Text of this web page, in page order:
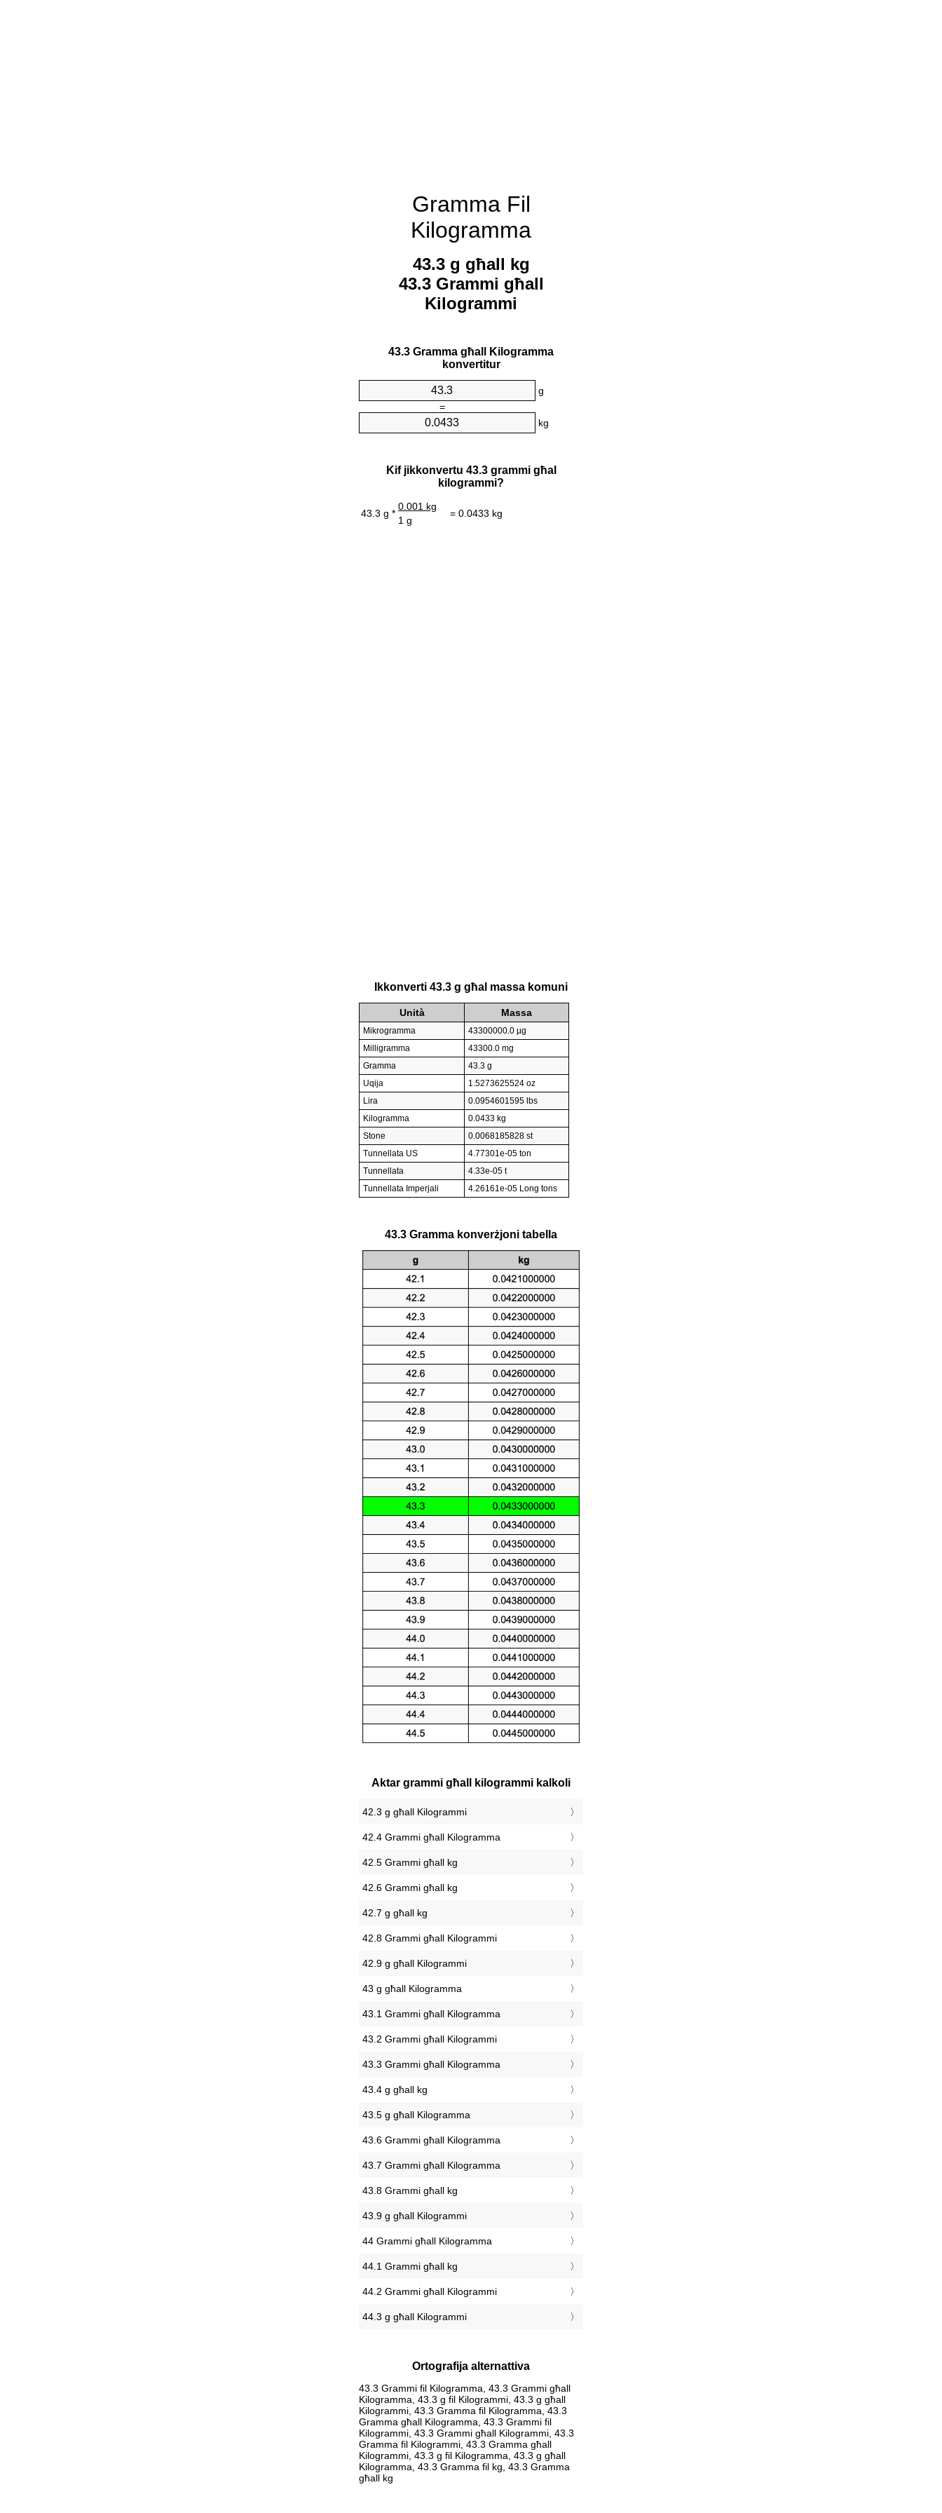
Gramma Fil
Kilogramma
43.3 g għall kg
43.3 Grammi għall
Kilogrammi
43.3 Gramma għall Kilogramma
konvertitur
g
=
kg
Kif jikkonvertu 43.3 grammi għal
kilogrammi?
43.3 g *
0.001 kg
= 0.0433 kg
1 g
Ikkonverti 43.3 g għal massa komuni
Unità Massa
Mikrogramma
43300000.0 µg
Milligramma
43300.0 mg
Gramma
43.3 g
Uqija
1.5273625524 oz
Lira
0.0954601595 lbs
Kilogramma
0.0433 kg
Stone
0.0068185828 st
Tunnellata US
4.77301e-05 ton
Tunnellata
4.33e-05 t
Tunnellata Imperjali
4.26161e-05 Long tons
43.3 Gramma konverżjoni tabella
Aktar grammi għall kilogrammi kalkoli
42.3 g għall Kilogrammi
42.4 Grammi għall Kilogramma
42.5 Grammi għall kg
42.6 Grammi għall kg
42.7 g għall kg
42.8 Grammi għall Kilogrammi
42.9 g għall Kilogrammi
43 g għall Kilogramma
43.1 Grammi għall Kilogramma
43.2 Grammi għall Kilogrammi
43.3 Grammi għall Kilogramma
43.4 g għall kg
43.5 g għall Kilogramma
43.6 Grammi għall Kilogramma
43.7 Grammi għall Kilogramma
43.8 Grammi għall kg
43.9 g għall Kilogrammi
44 Grammi għall Kilogramma
44.1 Grammi għall kg
44.2 Grammi għall Kilogrammi
44.3 g għall Kilogrammi
Ortografija alternattiva
43.3 Grammi fil Kilogramma, 43.3 Grammi għall
Kilogramma, 43.3 g fil Kilogrammi, 43.3 g għall
Kilogrammi, 43.3 Gramma fil Kilogramma, 43.3
Gramma għall Kilogramma, 43.3 Grammi fil
Kilogrammi, 43.3 Grammi għall Kilogrammi, 43.3
Gramma fil Kilogrammi, 43.3 Gramma għall
Kilogrammi, 43.3 g fil Kilogramma, 43.3 g għall
Kilogramma, 43.3 Gramma fil kg, 43.3 Gramma
għall kg